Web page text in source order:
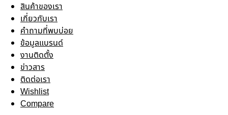
สินค้าของเรา
เกี่ยวกับเรา
คำถามที่พบบ่อย
ข้อมูลแบรนด์
งานติดตั้ง
ข่าวสาร
ติดต่อเรา
Wishlist
Compare